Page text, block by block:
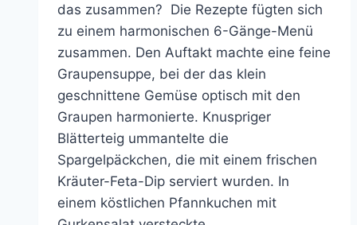
das zusammen? Die Rezepte fügten sich
zu einem harmonischen 6-Gänge-Menü
zusammen. Den Auftakt machte eine feine
Graupensuppe, bei der das klein
geschnittene Gemüse optisch mit den
Graupen harmonierte. Knuspriger
Blätterteig ummantelte die
Spargelpäckchen, die mit einem frischen
Kräuter-Feta-Dip serviert wurden. In
einem köstlichen Pfannkuchen mit